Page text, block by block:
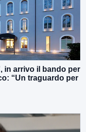
in arrivo il bando per
“Un traguardo per